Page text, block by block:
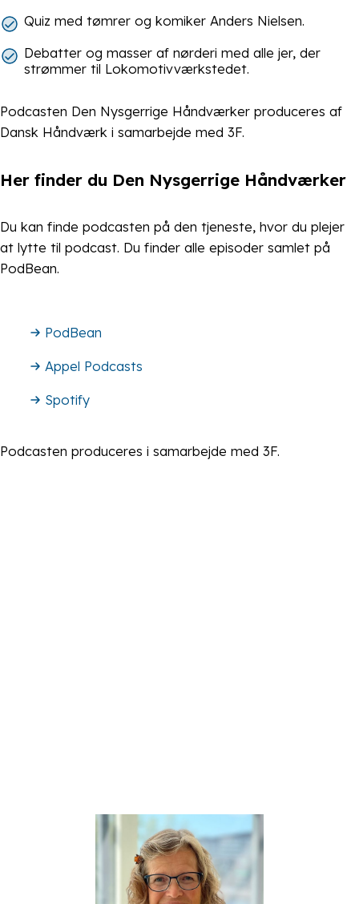
Quiz med tømrer og komiker Anders Nielsen.
Debatter og masser af nørderi med alle jer, der
strømmer til Lokomotivværkstedet.
Podcasten Den Nysgerrige Håndværker produceres af
Dansk Håndværk i samarbejde med 3F.
Her finder du Den Nysgerrige Håndværker
Du kan finde podcasten på den tjeneste, hvor du plejer
at lytte til podcast. Du finder alle episoder samlet på
PodBean.
PodBean
Appel Podcasts
Spotify
Podcasten produceres i samarbejde med 3F.